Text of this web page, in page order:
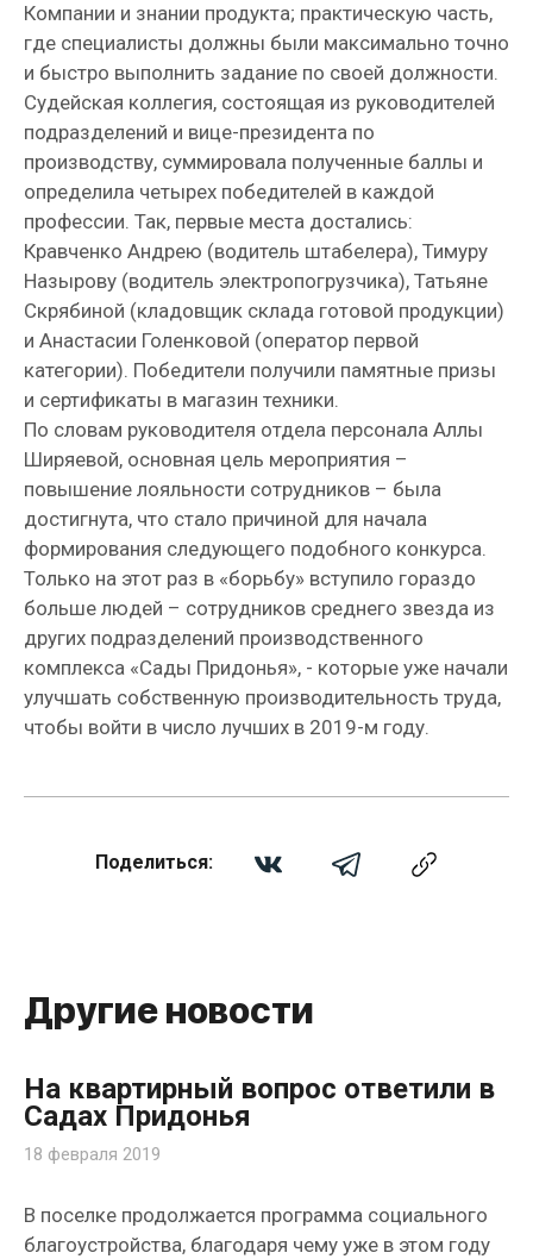
Компании и знании продукта; практическую часть,
где специалисты должны были максимально точно
и быстро выполнить задание по своей должности.
Судейская коллегия, состоящая из руководителей
подразделений и вице-президента по
производству, суммировала полученные баллы и
определила четырех победителей в каждой
профессии. Так, первые места достались:
Кравченко Андрею (водитель штабелера), Тимуру
Назырову (водитель электропогрузчика), Татьяне
Скрябиной (кладовщик склада готовой продукции)
и Анастасии Голенковой (оператор первой
категории). Победители получили памятные призы
и сертификаты в магазин техники.
По словам руководителя отдела персонала Аллы
Ширяевой, основная цель мероприятия –
повышение лояльности сотрудников – была
достигнута, что стало причиной для начала
формирования следующего подобного конкурса.
Только на этот раз в «борьбу» вступило гораздо
больше людей – сотрудников среднего звезда из
других подразделений производственного
комплекса «Сады Придонья», - которые уже начали
улучшать собственную производительность труда,
чтобы войти в число лучших в 2019-м году.
Поделиться:
Другие новости
На квартирный вопрос ответили в
Садах Придонья
18 февраля 2019
В поселке продолжается программа социального
благоустройства, благодаря чему уже в этом году